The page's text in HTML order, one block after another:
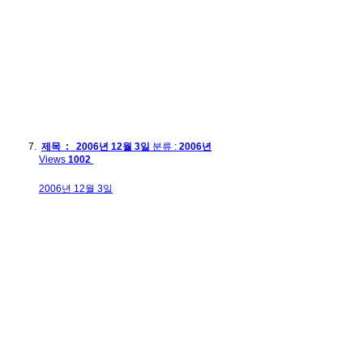
제목 : 2006년 12월 3일 분류 : 2006년
Views 1002
2006년 12월 3일